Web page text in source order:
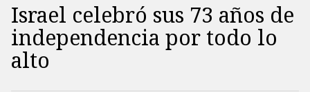
Israel celebró sus 73 años de
independencia por todo lo
alto